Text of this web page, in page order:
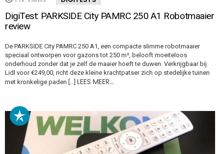
DigiTest: PARKSIDE City PAMRC 250 A1 Robotmaaier
review
De PARKSIDE City PAMRC 250 A1, een compacte slimme robotmaaier
speciaal ontworpen voor gazons tot 250 m², belooft moeiteloos
onderhoud zonder dat je zelf de maaier hoeft te duwen. Verkrijgbaar bij
Lidl voor €249,00, richt deze kleine krachtpatser zich op stedelijke tuinen
met kronkelige paden […] LEES MEER…